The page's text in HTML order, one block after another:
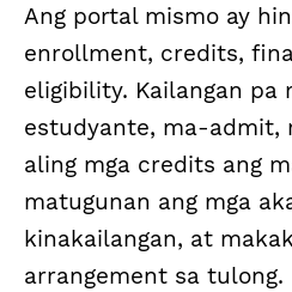
Ang portal mismo ay
enrollment, credits,
eligibility. Kailangan pa
estudyante, ma-admit,
aling mga credits ang
matugunan ang mga
kinakailangan, at
arrangement sa tulong.